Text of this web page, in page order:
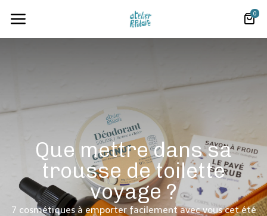
0
Que mettre dans sa
trousse de toilette
voyage ?
7 cosmétiques à emporter facilement avec vous cet été